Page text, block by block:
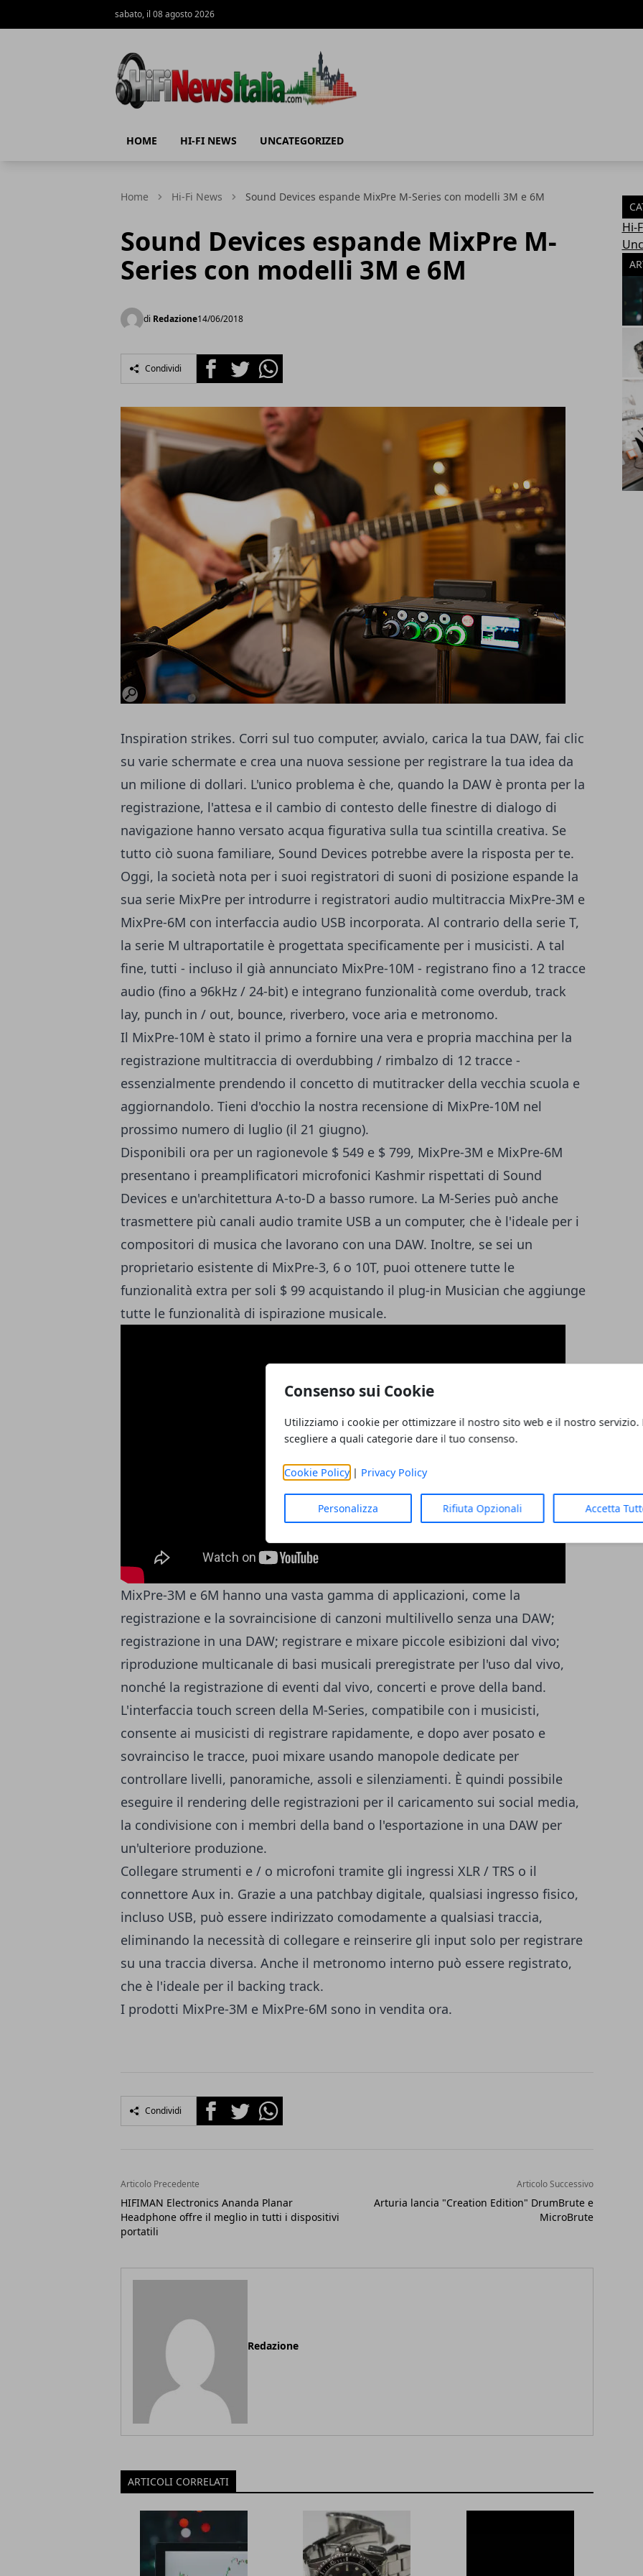
Consenso sui Cookie
Utilizziamo i cookie per ottimizzare il nostro sito web e il nostro servizio.
scegliere a quali categorie dare il tuo consenso.
Cookie Policy| Privacy Policy
Personalizza Rifiuta Opzionali Accetta
sabato, il 08 agosto 2026
HOME HI-FI NEWS UNCATEGORIZED
Home Hi-Fi News Sound Devices espande MixPre M-Series con modelli 3M e 6M
Sound Devices espande MixPre M-
Series con modelli 3M e 6M
di Redazione14/06/2018
Condividi FacebookTwitterWhatsapp
Inspiration strikes. Corri sul tuo computer, avvialo, carica la tua DAW, fai clic
su varie schermate e crea una nuova sessione per registrare la tua idea da
un milione di dollari. L'unico problema è che, quando la DAW è pronta per la
registrazione, l'attesa e il cambio di contesto delle finestre di dialogo di
navigazione hanno versato acqua figurativa sulla tua scintilla creativa. Se
tutto ciò suona familiare, Sound Devices potrebbe avere la risposta per te.
Oggi, la società nota per i suoi registratori di suoni di posizione espande la
sua serie MixPre per introdurre i registratori audio multitraccia MixPre-3M e
MixPre-6M con interfaccia audio USB incorporata. Al contrario della serie T,
la serie M ultraportatile è progettata specificamente per i musicisti. A tal
fine, tutti - incluso il già annunciato MixPre-10M - registrano fino a 12 tracce
audio (fino a 96kHz / 24-bit) e integrano funzionalità come overdub, track
lay, punch in / out, bounce, riverbero, voce aria e metronomo.
Il MixPre-10M è stato il primo a fornire una vera e propria macchina per la
registrazione multitraccia di overdubbing / rimbalzo di 12 tracce -
essenzialmente prendendo il concetto di mutitracker della vecchia scuola e
aggiornandolo. Tieni d'occhio la nostra recensione di MixPre-10M nel
prossimo numero di luglio (il 21 giugno).
Disponibili ora per un ragionevole $ 549 e $ 799, MixPre-3M e MixPre-6M
presentano i preamplificatori microfonici Kashmir rispettati di Sound
Devices e un'architettura A-to-D a basso rumore. La M-Series può anche
trasmettere più canali audio tramite USB a un computer, che è l'ideale per i
compositori di musica che lavorano con una DAW. Inoltre, se sei un
proprietario esistente di MixPre-3, 6 o 10T, puoi ottenere tutte le
funzionalità extra per soli $ 99 acquistando il plug-in Musician che aggiunge
tutte le funzionalità di ispirazione musicale.
MixPre-3M e 6M hanno una vasta gamma di applicazioni, come la
registrazione e la sovraincisione di canzoni multilivello senza una DAW;
registrazione in una DAW; registrare e mixare piccole esibizioni dal vivo;
riproduzione multicanale di basi musicali preregistrate per l'uso dal vivo,
nonché la registrazione di eventi dal vivo, concerti e prove della band.
L'interfaccia touch screen della M-Series, compatibile con i musicisti,
consente ai musicisti di registrare rapidamente, e dopo aver posato e
sovrainciso le tracce, puoi mixare usando manopole dedicate per
controllare livelli, panoramiche, assoli e silenziamenti. È quindi possibile
eseguire il rendering delle registrazioni per il caricamento sui social media,
la condivisione con i membri della band o l'esportazione in una DAW per
un'ulteriore produzione.
Collegare strumenti e / o microfoni tramite gli ingressi XLR / TRS o il
connettore Aux in. Grazie a una patchbay digitale, qualsiasi ingresso fisico,
incluso USB, può essere indirizzato comodamente a qualsiasi traccia,
eliminando la necessità di collegare e reinserire gli input solo per registrare
su una traccia diversa. Anche il metronomo interno può essere registrato,
che è l'ideale per il backing track.
I prodotti MixPre-3M e MixPre-6M sono in vendita ora.
Condividi FacebookTwitterWhatsapp
Articolo Precedente
HIFIMAN Electronics Ananda Planar
Headphone offre il meglio in tutti i dispositivi
portatili
Articolo Successivo
Arturia lancia "Creation Edition" DrumBrute e
MicroBrute
Redazione
ARTICOLI CORRELATI
Hi-